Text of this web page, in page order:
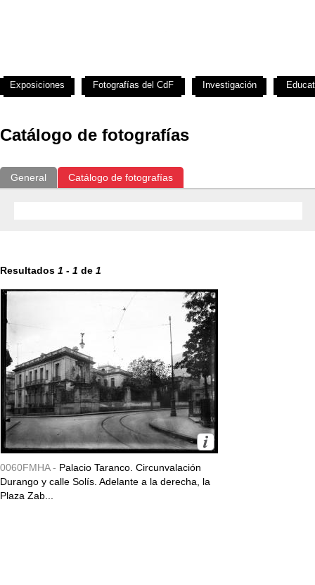
Catálogo de fotografías
General Catálogo de fotografías
Resultados 1 - 1 de 1
0060FMHA - Palacio Taranco. Circunvalación
Durango y calle Solís. Adelante a la derecha, la
Plaza Zab...
Exposiciones Fotografías del CdF Investigación